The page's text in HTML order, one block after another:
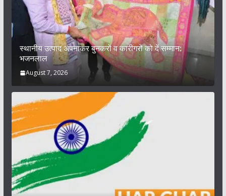
स्थानीय उत्पाद अपनाकर बुनकरों व कारीगरों को दें सम्मान:
भजनलाल
August 7, 2026